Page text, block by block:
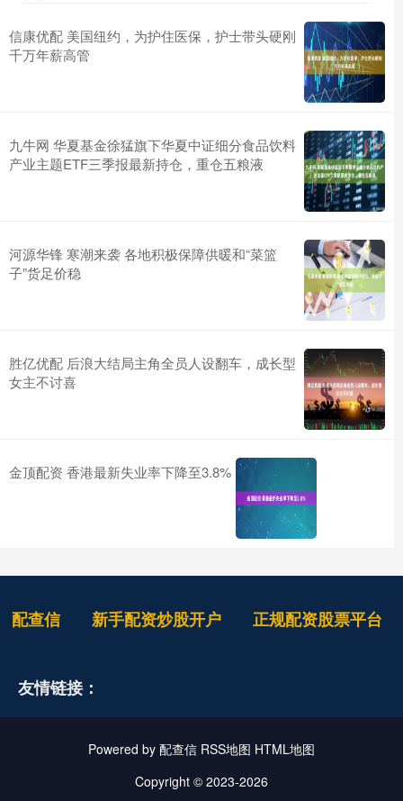
信康优配 美国纽约，为护住医保，护士带头硬刚
千万年薪高管
九牛网 华夏基金徐猛旗下华夏中证细分食品饮料
产业主题ETF三季报最新持仓，重仓五粮液
河源华锋 寒潮来袭 各地积极保障供暖和“菜篮
子”货足价稳
胜亿优配 后浪大结局主角全员人设翻车，成长型
女主不讨喜
金顶配资 香港最新失业率下降至3.8%
配查信 新手配资炒股开户 正规配资股票平台
友情链接：
Powered by 配查信 RSS地图 HTML地图
Copyright © 2023-2026